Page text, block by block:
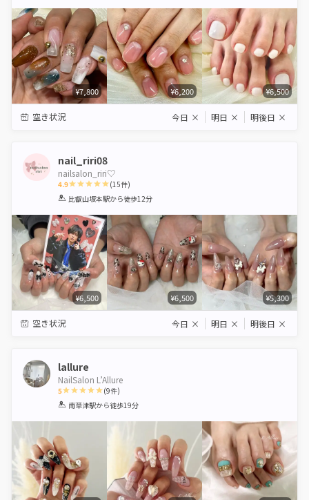
¥7,800 ¥6,200 ¥6,500
空き状況 今日 × 明日 × 明後日 ×
nail_riri08
nailsalon_riri♡
4.9
1 2 3 4 5
(15件)
比叡山坂本駅から徒歩12分
¥6,500 ¥6,500 ¥5,300
空き状況 今日 × 明日 × 明後日 ×
lallure
NailSalon L’Allure
5
1 2 3 4 5
(9件)
南草津駅から徒歩19分